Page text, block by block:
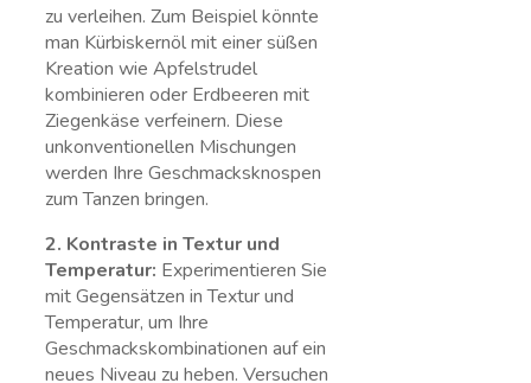
zu verleihen. Zum Beispiel könnte
man Kürbiskernöl​ mit einer süßen
Kreation wie‌ Apfelstrudel
kombinieren oder ⁤Erdbeeren mit
Ziegenkäse verfeinern. Diese
unkonventionellen Mischungen
werden Ihre Geschmacksknospen
zum Tanzen bringen.
2. ​Kontraste in‌ Textur und
Temperatur: Experimentieren ‌Sie
mit Gegensätzen in Textur und
Temperatur, um Ihre
Geschmackskombinationen auf ein
neues Niveau zu heben. Versuchen